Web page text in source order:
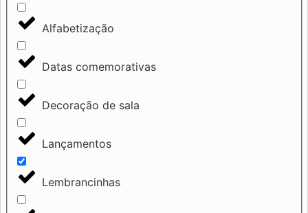
Alfabetização
Datas comemorativas
Decoração de sala
Lançamentos
Lembrancinhas